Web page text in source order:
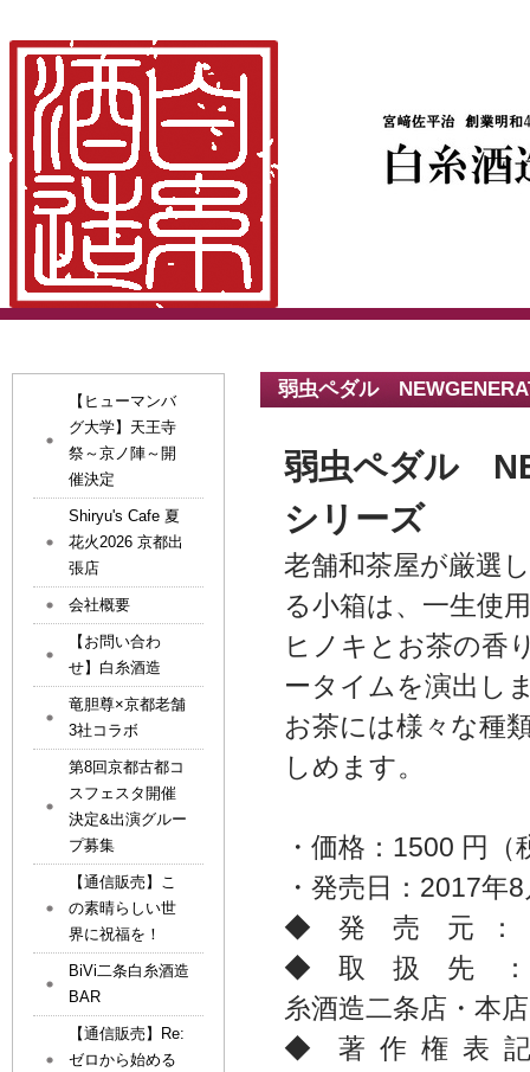
弱虫ペダル
弱虫ペダル
シリーズ
老舗和茶屋が厳選
る小箱は、一生使
ヒノキとお茶の香
ータイムを演出し
お茶には様々な種
しめます。
・価格：1500 円（
・発売日：2017年
◆ 発 売 元 ：
◆ 取 扱 先 ： 白
糸酒造二条店・本店
◆ 著 作 権 表 記
【ヒューマンバ
グ大学】天王寺
祭～京ノ陣～開
催決定
Shiryu's Cafe 夏
花火2026 京都出
張店
会社概要
【お問い合わ
せ】白糸酒造
竜胆尊×京都老舗
3社コラボ
第8回京都古都コ
スフェスタ開催
決定&出演グルー
プ募集
【通信販売】こ
の素晴らしい世
界に祝福を！
BiVi二条白糸酒造
BAR
【通信販売】Re:
ゼロから始める